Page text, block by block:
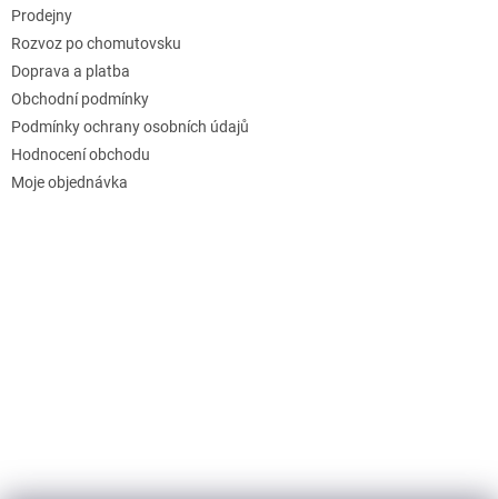
Prodejny
Rozvoz po chomutovsku
Doprava a platba
Obchodní podmínky
Podmínky ochrany osobních údajů
Hodnocení obchodu
Moje objednávka